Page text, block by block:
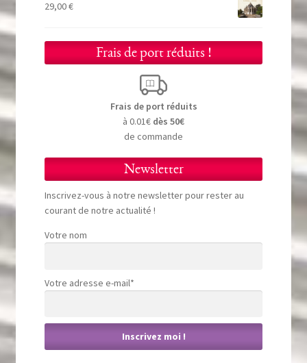
29,00€
Frais de port réduits !
Frais de port réduits
à 0.01€ dès 50€
de commande
Newsletter
Inscrivez-vous à notre newsletter pour rester au
courant de notre actualité !
Votre nom
Votre adresse e-mail*